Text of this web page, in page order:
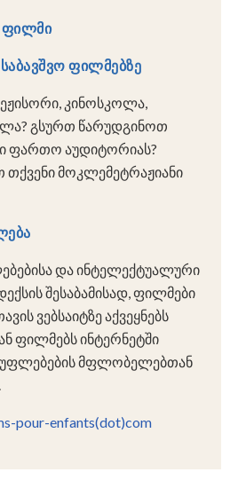
ფილმი
ფილმებზე
კინოსკოლა,
გსურთ წარუდგინოთ
ფართო აუდიტორიას?
თქვენი მოკლემეტრაჟიანი
და ინტელექტუალური
შესაბამისად, ფილმები
ვებსაიტზე აქვეყნებს
ფილმებს ინტერნეტში
მფლობელებთან
pour-enfants(dot)com